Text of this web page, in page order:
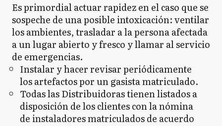
Es primordial actuar rapidez en el caso que se
sospeche de una posible intoxicación: ventilar
los ambientes, trasladar a la persona afectada
a un lugar abierto y fresco y llamar al servicio
de emergencias.
Instalar y hacer revisar periódicamente
los artefactos por un gasista matriculado.
Todas las Distribuidoras tienen listados a
disposición de los clientes con la nómina
de instaladores matriculados de acuerdo